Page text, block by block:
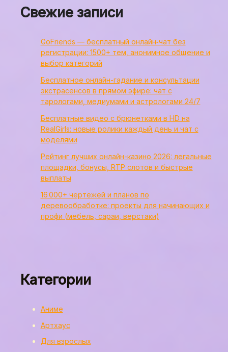
Свежие записи
GoFriends — бесплатный онлайн‑чат без
регистрации: 1500+ тем, анонимное общение и
выбор категорий
Бесплатное онлайн-гадание и консультации
экстрасенсов в прямом эфире: чат с
тарологами, медиумами и астрологами 24/7
Бесплатные видео с брюнетками в HD на
RealGirls: новые ролики каждый день и чат с
моделями
Рейтинг лучших онлайн-казино 2026: легальные
площадки, бонусы, RTP слотов и быстрые
выплаты
16 000+ чертежей и планов по
деревообработке: проекты для начинающих и
профи (мебель, сараи, верстаки)
Категории
Аниме
Артхаус
Для взрослых